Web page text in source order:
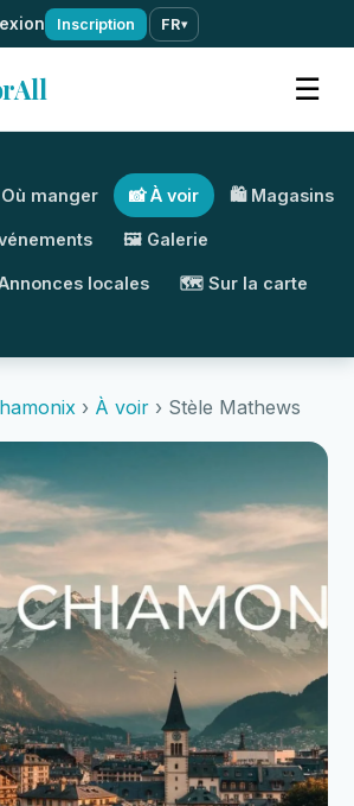
Inscription FR▾
☰
manger 📸 À voir 🛍️ Magasins
🖼️ Galerie
locales 🗺️ Sur la carte
› À voir › Stèle Mathews